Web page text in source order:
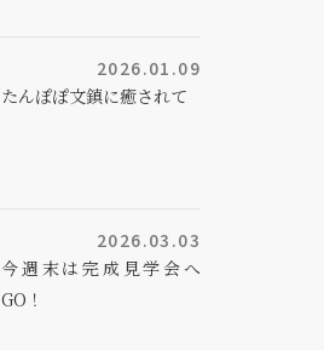
2026.01.09
たんぽぽ文鎮に癒されて
2026.03.03
今週末は完成見学会へ
GO！